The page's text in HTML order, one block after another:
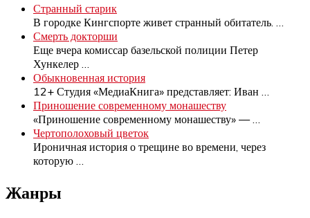
Странный старик
В городке Кингспорте живет странный обитатель.
Смерть докторши
Еще вчера комиссар базельской полиции Петер
Хункелер
Обыкновенная история
12+ Студия «МедиаКнига» представляет: Иван
Приношение современному монашеству
«Приношение современному монашеству» —
Чертополоховый цветок
Ироничная история о трещине во времени, через
которую
Жанры